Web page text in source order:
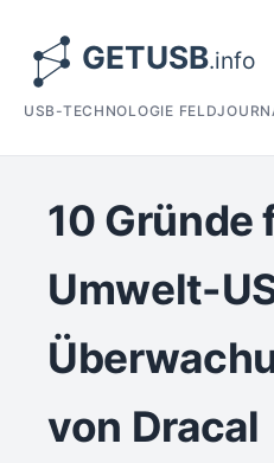
USB-TECHNOLOGIE
10 Gründe
Umwelt-
von Dracal